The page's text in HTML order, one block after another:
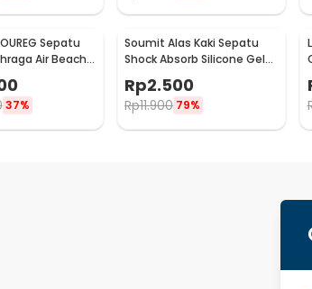
Sepatu
Air Beach
6688
37%
Soumit Alas Kaki Sepatu
Shock Absorb Silicone Gel
Rp2.500
Rp11.900 79%